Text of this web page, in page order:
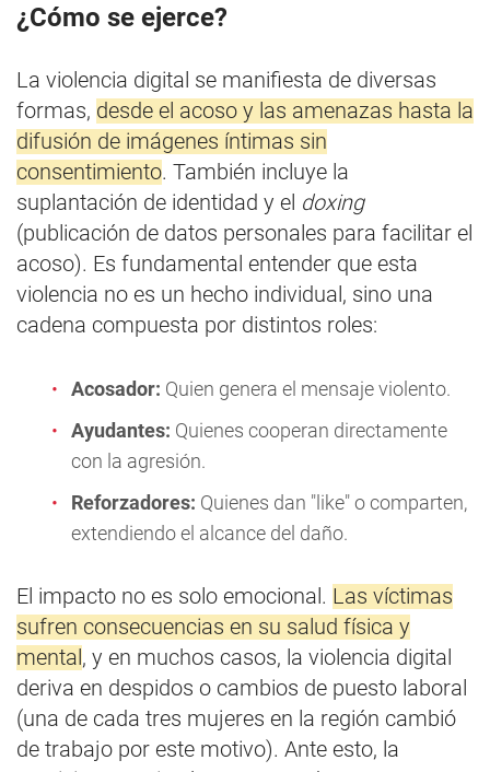
¿Cómo se ejerce?
La violencia digital se manifiesta de diversas
formas, desde el acoso y las amenazas hasta la
difusión de imágenes íntimas sin
consentimiento. También incluye la
suplantación de identidad y el doxing
(publicación de datos personales para facilitar el
acoso). Es fundamental entender que esta
violencia no es un hecho individual, sino una
cadena compuesta por distintos roles:
Acosador: Quien genera el mensaje violento.
Ayudantes: Quienes cooperan directamente
con la agresión.
Reforzadores: Quienes dan "like" o comparten,
extendiendo el alcance del daño.
El impacto no es solo emocional. Las víctimas
sufren consecuencias en su salud física y
mental , y en muchos casos, la violencia digital
deriva en despidos o cambios de puesto laboral
(una de cada tres mujeres en la región cambió
de trabajo por este motivo). Ante esto, la